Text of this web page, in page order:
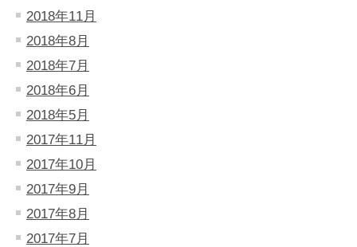
2018年11月
2018年8月
2018年7月
2018年6月
2018年5月
2017年11月
2017年10月
2017年9月
2017年8月
2017年7月